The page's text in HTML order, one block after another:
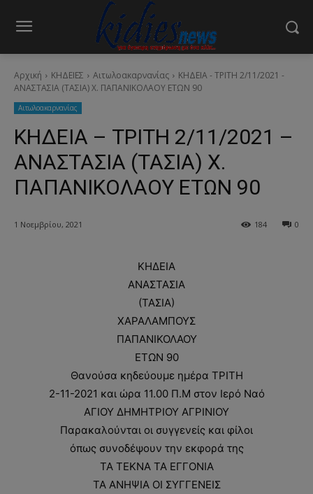
Αρχική ΚΗΔΕΙΕΣ Aιτωλοακαρνανίας
ΚΗΔΕΙΑ - ΤΡΙΤΗ 2/11/2021 -
ΑΝΑΣΤΑΣΙΑ (ΤΑΣΙΑ) Χ. ΠΑΠΑΝΙΚΟΛΑΟΥ ΕΤΩΝ 90
Aιτωλοακαρνανίας
ΚΗΔΕΙΑ – ΤΡΙΤΗ 2/11/2021 –
ΑΝΑΣΤΑΣΙΑ (ΤΑΣΙΑ) Χ.
ΠΑΠΑΝΙΚΟΛΑΟΥ ΕΤΩΝ 90
1 Νοεμβρίου, 2021 0
184
ΚΗΔΕΙΑ
ΑΝΑΣΤΑΣΙΑ
(ΤΑΣΙΑ)
ΧΑΡΑΛΑΜΠΟΥΣ
ΠΑΠΑΝΙΚΟΛΑΟΥ
ΕΤΩΝ 90
Θανούσα κηδεύουμε ημέρα ΤΡΙΤΗ
2-11-2021 και ώρα 11.00 Π.Μ στον Ιερό Ναό
ΑΓΙΟΥ ΔΗΜΗΤΡΙΟΥ ΑΓΡΙΝΙΟΥ
Παρακαλούνται οι συγγενείς και φίλοι
όπως συνοδέψουν την εκφορά της
ΤΑ ΤΕΚΝΑ ΤΑ ΕΓΓΟΝΙΑ
ΤΑ ΑΝΗΨΙΑ ΟΙ ΣΥΓΓΕΝΕΙΣ